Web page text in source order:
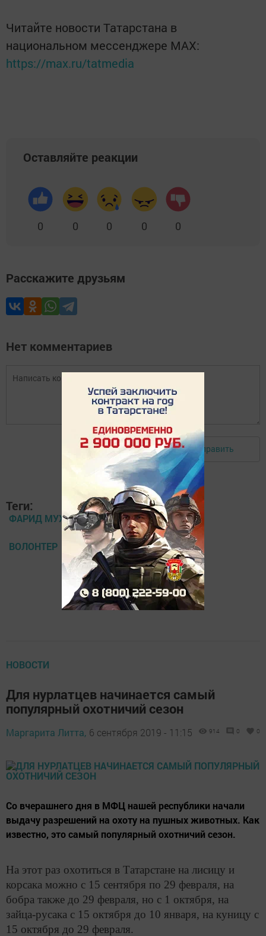
Читайте новости Татарстана в
национальном мессенджере MАХ:
https://max.ru/tatmedia
Оставляйте реакции
0 0 0 0 0
Расскажите друзьям
Нет комментариев
Авторизоваться Отправить
Теги:
ФАРИД МУХАМЕТШИН
ВОЛОНТЕР
НОВОСТИ
Для нурлатцев начинается самый
популярный охотничий сезон
Маргарита Литта, 6 сентября 2019 - 11:15 914 0 0
Со вчерашнего дня в МФЦ нашей республики начали
выдачу разрешений на охоту на пушных животных. Как
известно, это самый популярный охотничий сезон.
На этот раз охотиться в Татарстане на лисицу и
корсака можно с 15 сентября по 29 февраля, на
бобра также до 29 февраля, но с 1 октября, на
зайца-русака с 15 октября до 10 января, на куницу с
15 октября до 29 февраля.